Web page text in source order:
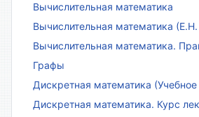
Вычислительная математика
Вычислительная математика
Вычислительная математика.
Графы
Дискретная математика (Учебное
Дискретная математика. Курс